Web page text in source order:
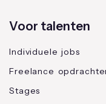
Voor talenten
Individuele jobs
Freelance
Stages